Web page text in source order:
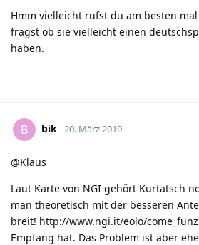
Hmm vielleicht rufst du am besten
fragst ob sie vielleicht einen
haben.
B bik 20. März 2010
@Klaus
Laut Karte von NGI gehört Kurtatsch
man theoretisch mit der besseren
breit! http://www.ngi.it/eolo/
Empfang hat. Das Problem ist aber